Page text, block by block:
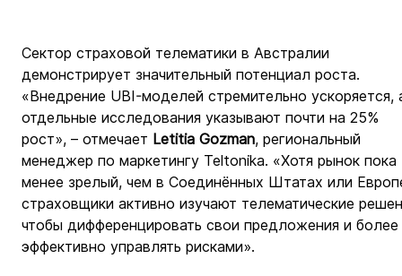
Сектор страховой телематики в Австралии
демонстрирует значительный потенциал роста.
«Внедрение UBI-моделей стремительно ускоряется,
отдельные исследования указывают почти на 25%
рост», – отмечает Letitia Gozman, региональный
менеджер по маркетингу Teltonika. «Хотя рынок пока
менее зрелый, чем в Соединённых Штатах или
страховщики активно изучают телематические
чтобы дифференцировать свои предложения и более
эффективно управлять рисками».